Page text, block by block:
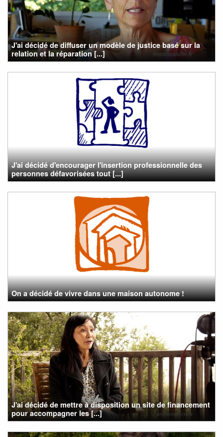
J'ai décidé de diffuser un modèle de justice basé sur la
relation et la réparation [...]
J'ai décidé d'encourager l'insertion professionnelle des
personnes défavorisées tout [...]
On a décidé de vivre dans une maison autonome !
J'ai décidé de mettre à disposition un site de financement
pour accompagner les [...]